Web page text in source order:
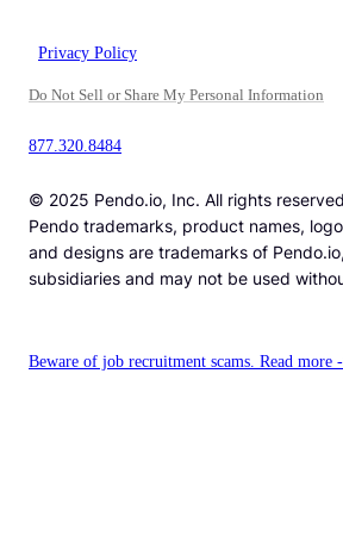
Privacy Policy
Do Not Sell or Share My Personal Information
877.320.8484
© 2025 Pendo.io, Inc. All rights
Pendo trademarks, product names,
and designs are trademarks of
subsidiaries and may not be used
Beware of job recruitment scams. Read more